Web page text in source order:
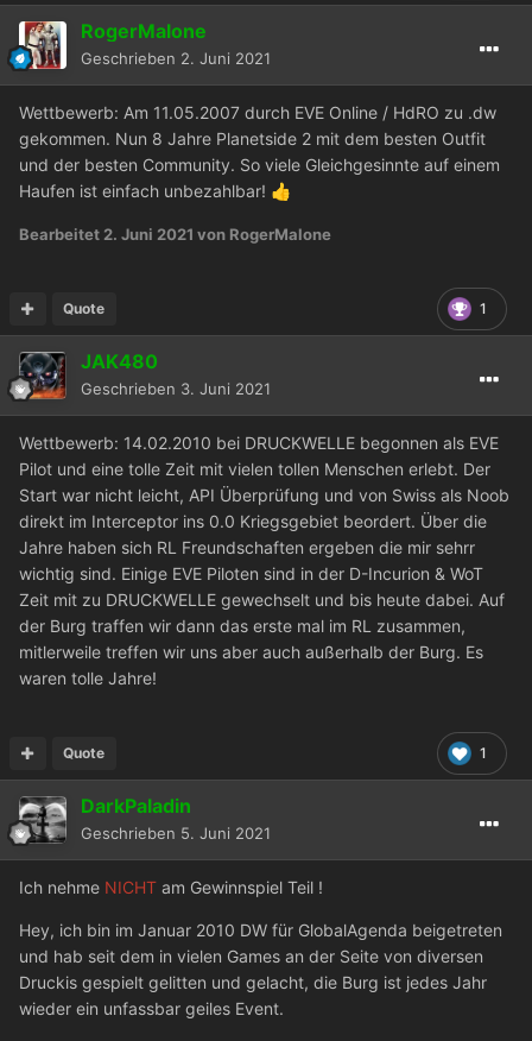
RogerMalone
Geschrieben 2. Juni 2021
Wettbewerb: Am 11.05.2007 durch EVE Online / HdRO zu .dw
gekommen. Nun 8 Jahre Planetside 2 mit dem besten Outfit
und der besten Community. So viele Gleichgesinnte auf einem
Haufen ist einfach unbezahlbar! 👍
Bearbeitet 2. Juni 2021 von RogerMalone
1
Quote
JAK480
Geschrieben 3. Juni 2021
Wettbewerb: 14.02.2010 bei DRUCKWELLE begonnen als EVE
Pilot und eine tolle Zeit mit vielen tollen Menschen erlebt. Der
Start war nicht leicht, API Überprüfung und von Swiss als Noob
direkt im Interceptor ins 0.0 Kriegsgebiet beordert. Über die
Jahre haben sich RL Freundschaften ergeben die mir sehrr
wichtig sind. Einige EVE Piloten sind in der D-Incurion & WoT
Zeit mit zu DRUCKWELLE gewechselt und bis heute dabei. Auf
der Burg traffen wir dann das erste mal im RL zusammen,
mitlerweile treffen wir uns aber auch außerhalb der Burg. Es
waren tolle Jahre!
1
Quote
DarkPaladin
Geschrieben 5. Juni 2021
Ich nehme NICHT am Gewinnspiel Teil !
Hey, ich bin im Januar 2010 DW für GlobalAgenda beigetreten
und hab seit dem in vielen Games an der Seite von diversen
Druckis gespielt gelitten und gelacht, die Burg ist jedes Jahr
wieder ein unfassbar geiles Event.